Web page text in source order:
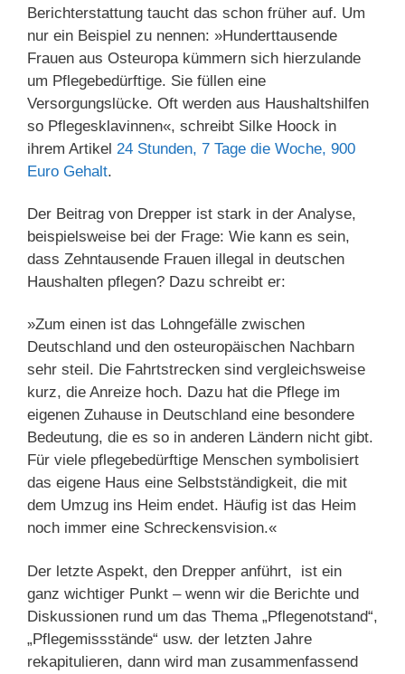
Berichterstattung taucht das schon früher auf. Um
nur ein Beispiel zu nennen: »Hunderttausende
Frauen aus Osteuropa kümmern sich hierzulande
um Pflegebedürftige. Sie füllen eine
Versorgungslücke. Oft werden aus Haushaltshilfen
so Pflegesklavinnen«, schreibt Silke Hoock in
ihrem Artikel 24 Stunden, 7 Tage die Woche, 900
Euro Gehalt.
Der Beitrag von Drepper ist stark in der Analyse,
beispielsweise bei der Frage: Wie kann es sein,
dass Zehntausende Frauen illegal in deutschen
Haushalten pflegen? Dazu schreibt er:
»Zum einen ist das Lohngefälle zwischen
Deutschland und den osteuropäischen Nachbarn
sehr steil. Die Fahrtstrecken sind vergleichsweise
kurz, die Anreize hoch. Dazu hat die Pflege im
eigenen Zuhause in Deutschland eine besondere
Bedeutung, die es so in anderen Ländern nicht gibt.
Für viele pflegebedürftige Menschen symbolisiert
das eigene Haus eine Selbstständigkeit, die mit
dem Umzug ins Heim endet. Häufig ist das Heim
noch immer eine Schreckensvision.«
Der letzte Aspekt, den Drepper anführt, ist ein
ganz wichtiger Punkt – wenn wir die Berichte und
Diskussionen rund um das Thema „Pflegenotstand“,
„Pflegemissstände“ usw. der letzten Jahre
rekapitulieren, dann wird man zusammenfassend